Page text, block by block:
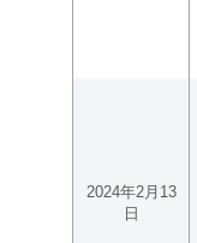
2024年2月13
日